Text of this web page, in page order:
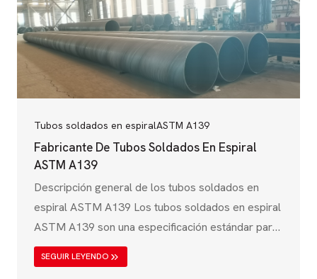
Sociedad Americana de Pruebas y Materiales
(ASTM), garantiza que los tubos cumplan con una
alta resistencia mecánica, soldabilidad,...
Tubos soldados en espiralASTM A139
Fabricante De Tubos Soldados En Espiral
ASTM A139
Descripción general de los tubos soldados en
espiral ASTM A139 Los tubos soldados en espiral
ASTM A139 son una especificación estándar para
tubos de acero soldados por fusión eléctrica
(EFW) diseñados para aplicaciones estructurales y
SEGUIR LEYENDO